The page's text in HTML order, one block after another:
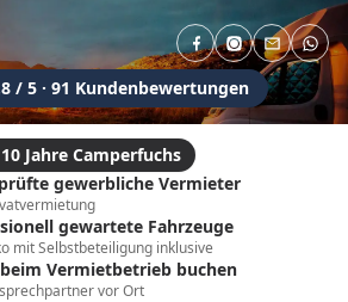
/ 5 · 91 Kundenbewertungen
10 Jahre Camperfuchs
gewerbliche Vermieter
gewartete Fahrzeuge
mit Selbstbeteiligung inklusive
Vermietbetrieb buchen
vor Ort
Anhängerkupplung
Kastenwagen
Teil-Integriert